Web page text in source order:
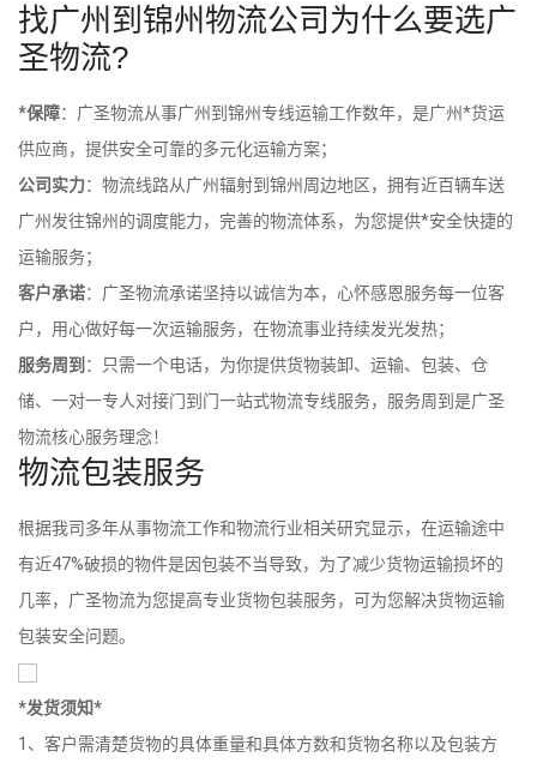
找广州到锦州物流公司为什么要选广
圣物流?
*保障：广圣物流从事广州到锦州专线运输工作数年，是广州*货运
供应商，提供安全可靠的多元化运输方案；
公司实力：物流线路从广州辐射到锦州周边地区，拥有近百辆车送
广州发往锦州的调度能力，完善的物流体系，为您提供*安全快捷的
运输服务；
客户承诺：广圣物流承诺坚持以诚信为本，心怀感恩服务每一位客
户，用心做好每一次运输服务，在物流事业持续发光发热；
服务周到 ：只需一个电话，为你提供货物装卸、运输、包装、仓
储、一对一专人对接门到门一站式物流专线服务，服务周到是广圣
物流核心服务理念！
物流包装服务
根据我司多年从事物流工作和物流行业相关研究显示，在运输途中
有近47%破损的物件是因包装不当导致，为了减少货物运输损坏的
几率，广圣物流为您提高专业货物包装服务，可为您解决货物运输
包装安全问题。
*发货须知*
1、客户需清楚货物的具体重量和具体方数和货物名称以及包装方